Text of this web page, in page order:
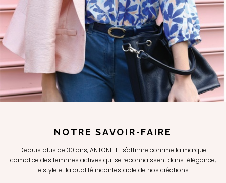
NOTRE SAVOIR-FAIRE
Depuis plus de 30 ans, ANTONELLE s'affirme comme la marque
complice des femmes actives qui se reconnaissent dans l'élégance,
le style et la qualité incontestable de nos créations.